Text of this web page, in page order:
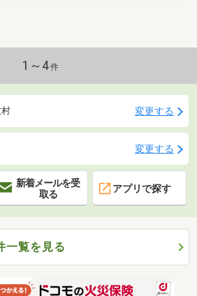
1～4件
変更する
変更する
新着メールを受
取る
アプリで探す
一覧を見る